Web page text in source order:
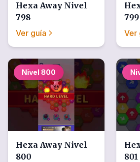
Hexa Away Nivel
798
Ver guía
799
Ver
Nivel 800
Hexa Away Nivel
800
801